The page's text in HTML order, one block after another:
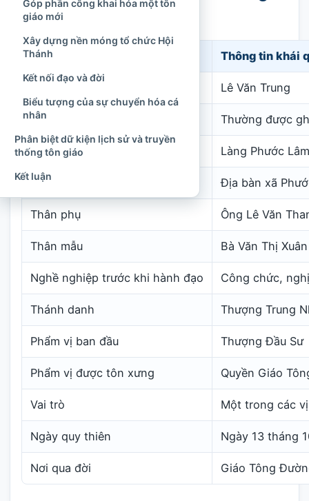
Lê Văn Trung
Nội dung Thông tin khái
Họ tên Lê Văn Trung
Năm sinh Thường được
Quê quán lịch sử Làng Phước
Địa danh hiện nay Địa bàn xã
Thân phụ Ông Lê Văn
Thân mẫu Bà Văn Thị Xuân
Nghề nghiệp trước khi hành đạo Công chức,
Thánh danh Thượng Trung
Phẩm vị ban đầu Thượng Đầu Sư
Phẩm vị được tôn xưng Quyền Giáo
Vai trò Một trong các
Ngày quy thiên Ngày 13 tháng
Nơi qua đời Giáo Tông
Góp phần công khai hóa một tôn
giáo mới
Xây dựng nền móng tổ chức Hội
Thánh
Kết nối đạo và đời
Biểu tượng của sự chuyển hóa cá
nhân
Phân biệt dữ kiện lịch sử và truyền
thống tôn giáo
Kết luận